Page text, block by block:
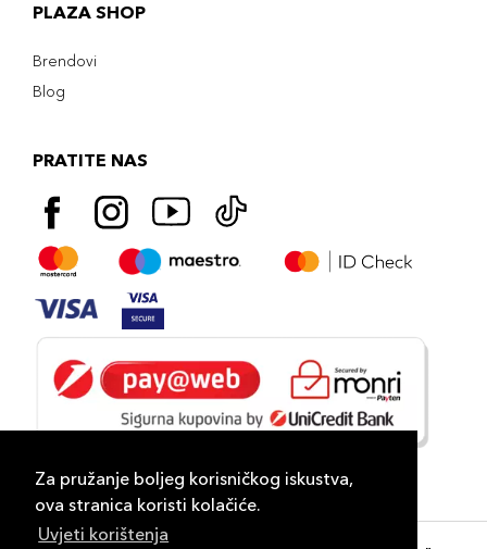
Za pružanje boljeg korisničkog iskustva,
ova stranica koristi kolačiće.
Uvjeti korištenja
PLAZA SHOP
Brendovi
Blog
PRATITE NAS